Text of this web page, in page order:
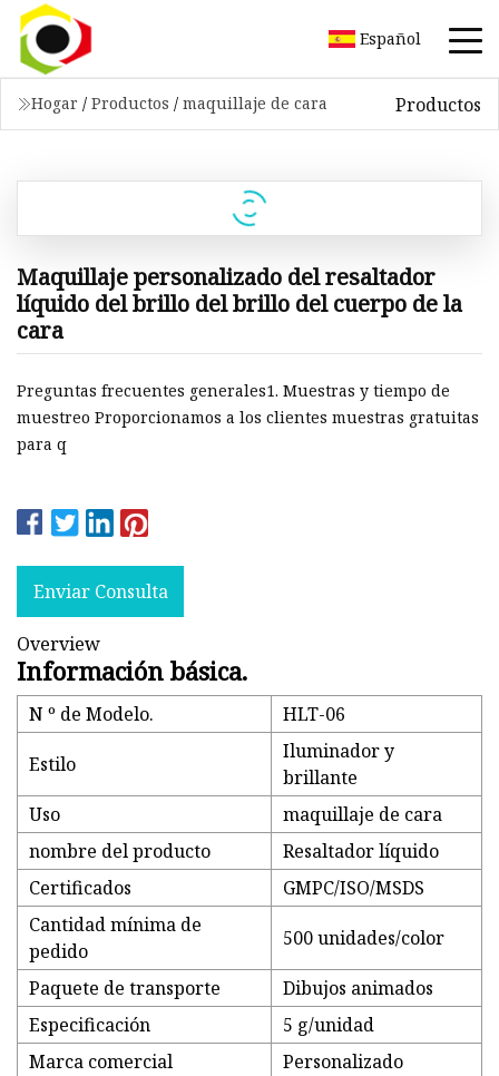
Español
Hogar / Productos / maquillaje de cara Productos
Maquillaje personalizado del resaltador
líquido del brillo del brillo del cuerpo de la
cara
Preguntas frecuentes generales1. Muestras y tiempo de
muestreo Proporcionamos a los clientes muestras gratuitas
para q
Enviar Consulta
Overview
Información básica.
N º de Modelo. HLT-06
Estilo
Iluminador y
brillante
Uso
maquillaje de cara
nombre del producto
Resaltador líquido
Certificados
GMPC/ISO/MSDS
Cantidad mínima de
pedido
500 unidades/color
Paquete de transporte
Dibujos animados
Especificación
5 g/unidad
Marca comercial
Personalizado